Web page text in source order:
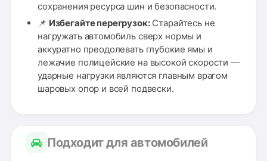
сохранения ресурса шин и безопасности.
📌 Избегайте перегрузок:Старайтесь не
нагружать автомобиль сверх нормы и
аккуратно преодолевать глубокие ямы и
лежачие полицейские на высокой скорости —
ударные нагрузки являются главным врагом
шаровых опор и всей подвески.
Подходит для автомобилей